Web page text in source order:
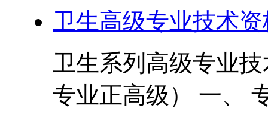
卫生高级专业技术
卫生系列高级专业
专业正高级） 一、